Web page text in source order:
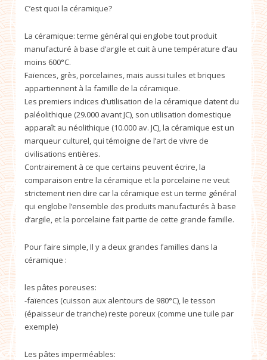
C’est quoi la céramique?
La céramique: terme général qui englobe tout produit
manufacturé à base d’argile et cuit à une température d’au
moins 600°C.
Faïences, grès, porcelaines, mais aussi tuiles et briques
appartiennent à la famille de la céramique.
Les premiers indices d’utilisation de la céramique datent du
paléolithique (29.000 avant JC), son utilisation domestique
apparaît au néolithique (10.000 av. JC), la céramique est un
marqueur culturel, qui témoigne de l’art de vivre de
civilisations entières.
Contrairement à ce que certains peuvent écrire, la
comparaison entre la céramique et la porcelaine ne veut
strictement rien dire car la céramique est un terme général
qui englobe l’ensemble des produits manufacturés à base
d’argile, et la porcelaine fait partie de cette grande famille.
Pour faire simple, Il y a deux grandes familles dans la
céramique :
les pâtes poreuses:
-faïences (cuisson aux alentours de 980°C), le tesson
(épaisseur de tranche) reste poreux (comme une tuile par
exemple)
Les pâtes imperméables: